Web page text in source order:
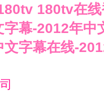
180tv在
幕-2012年
字幕在线-